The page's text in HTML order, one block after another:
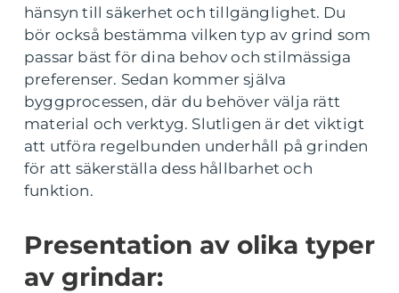
hänsyn till säkerhet och tillgänglighet. Du
bör också bestämma vilken typ av grind som
passar bäst för dina behov och stilmässiga
preferenser. Sedan kommer själva
byggprocessen, där du behöver välja rätt
material och verktyg. Slutligen är det viktigt
att utföra regelbunden underhåll på grinden
för att säkerställa dess hållbarhet och
funktion.
Presentation av olika typer
av grindar: